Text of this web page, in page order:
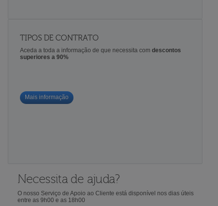
TIPOS DE CONTRATO
Aceda a toda a informação de que necessita com descontos
superiores a 90%
Mais informação
Necessita de ajuda?
O nosso Serviço de Apoio ao Cliente está disponível nos dias úteis
entre as 9h00 e as 18h00